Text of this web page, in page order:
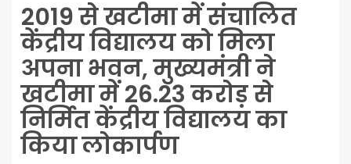
2019 से खटीमा में संचालित
केंद्रीय विद्यालय को मिला
अपना भवन, मुख्यमंत्री ने
खटीमा में 26.23 करोड़ से
निर्मित केंद्रीय विद्यालय का
किया लोकार्पण